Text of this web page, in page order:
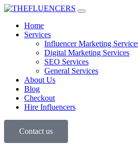
Home
Services
Influencer Marketing
Digital Marketing Services
SEO Services
General Services
About Us
Blog
Checkout
Hire Influencers
Contact us